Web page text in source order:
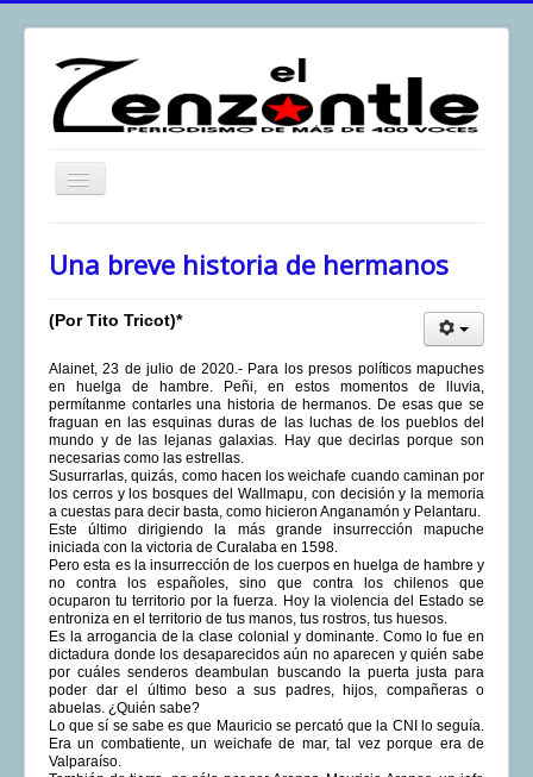
Toggle
El Zenzontle
Resistencia
Análisis
Multimedia
Archivos
Contacto
Afirmación
COMUNERA 67 EN PDF numero de presentación de la
voz de la Casa de los pueblos
Una breve historia de hermanos
(Por Tito Tricot)*
Alainet, 23 de julio de 2020.- Para los presos políticos mapuches
en huelga de hambre. Peñi, en estos momentos de lluvia,
permítanme contarles una historia de hermanos. De esas que se
fraguan en las esquinas duras de las luchas de los pueblos del
mundo y de las lejanas galaxias. Hay que decirlas porque son
necesarias como las estrellas.
Susurrarlas, quizás, como hacen los weichafe cuando caminan por
los cerros y los bosques del Wallmapu, con decisión y la memoria
a cuestas para decir basta, como hicieron Anganamón y Pelantaru.
Este último dirigiendo la más grande insurrección mapuche
iniciada con la victoria de Curalaba en 1598.
Pero esta es la insurrección de los cuerpos en huelga de hambre y
no contra los españoles, sino que contra los chilenos que
ocuparon tu territorio por la fuerza. Hoy la violencia del Estado se
entroniza en el territorio de tus manos, tus rostros, tus huesos.
Es la arrogancia de la clase colonial y dominante. Como lo fue en
dictadura donde los desaparecidos aún no aparecen y quién sabe
por cuáles senderos deambulan buscando la puerta justa para
poder dar el último beso a sus padres, hijos, compañeras o
abuelas. ¿Quién sabe?
Lo que sí se sabe es que Mauricio se percató que la CNI lo seguía.
Era un combatiente, un weichafe de mar, tal vez porque era de
Valparaíso.